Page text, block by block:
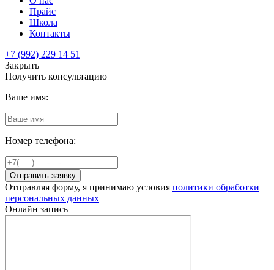
Прайс
Школа
Контакты
+7 (992) 229 14 51
Закрыть
Получить консультацию
Ваше имя:
Номер телефона:
Отправить заявку
Отправляя форму, я принимаю условия политики обработки
персональных данных
Онлайн запись